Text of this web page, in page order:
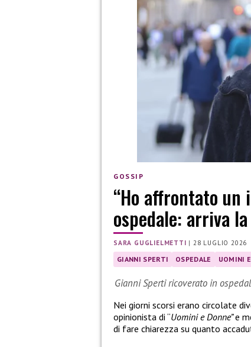
GOSSIP
“Ho affrontato un
ospedale: arriva
SARA GUGLIELMETTI |28 LUGLIO 2026
GIANNI SPERTI OSPEDALE UOMINI
Gianni Sperti ricoverato in
Nei giorni scorsi erano circolate
opinionista di “Uomini e Donne”e
di fare chiarezza su quanto